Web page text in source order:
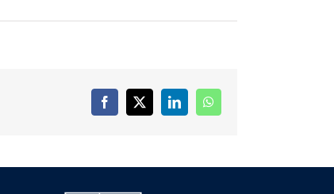
Facebook
X LinkedInWhatsApp